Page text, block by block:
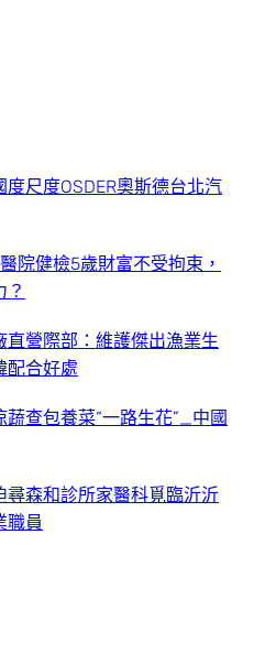
尺度OSDER奧斯德台北汽
院健檢5歲財富不受拘束，
？
直營際部：維護傑出漁業生
配合好處
蔬查包養菜“一路生花”_中國
尋森和診所家醫科覓臨沂沂
職員